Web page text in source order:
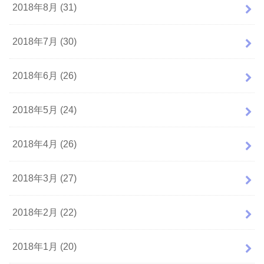
2018年8月 (31)
2018年7月 (30)
2018年6月 (26)
2018年5月 (24)
2018年4月 (26)
2018年3月 (27)
2018年2月 (22)
2018年1月 (20)